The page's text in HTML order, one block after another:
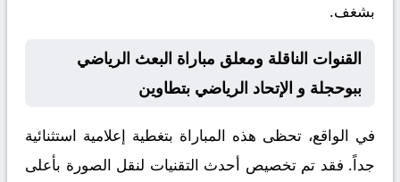
بشغف.
القنوات الناقلة ومعلق مباراة البعث الرياضي
ببوحجلة و الإتحاد الرياضي بتطاوين
في الواقع، تحظى هذه المباراة بتغطية إعلامية استثنائية
جداً. فقد تم تخصيص أحدث التقنيات لنقل الصورة بأعلى